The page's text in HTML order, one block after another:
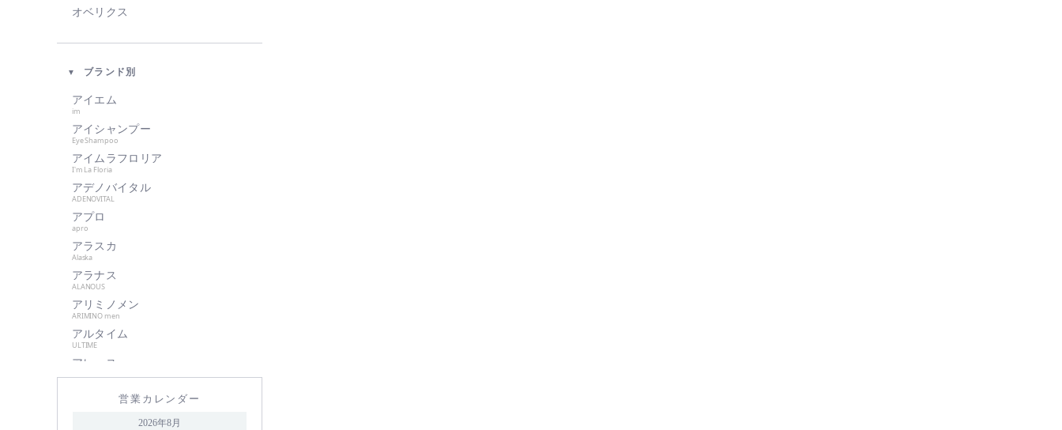
オベリクス
KAHI
KINUJO
肌美和
グッドシング
クラプロックス
グランパーム
クレイツイオン
ケアネス
サハラ・インターナショナルグル
ープ
サントレッグ
GMコーポレーション
season4
シュワルツコフ
自由が丘クリニック
shu uemura
ブランド別
アイエム
im
アイシャンプー
Eye Shampoo
アイムラフロリア
I'm La Floria
アデノバイタル
ADENOVITAL
アプロ
apro
アラスカ
Alaska
アラナス
ALANOUS
アリミノメン
ARIMINO men
アルタイム
ULTIME
アレース
アンダーバープラス
営業カレンダー
2026年8月